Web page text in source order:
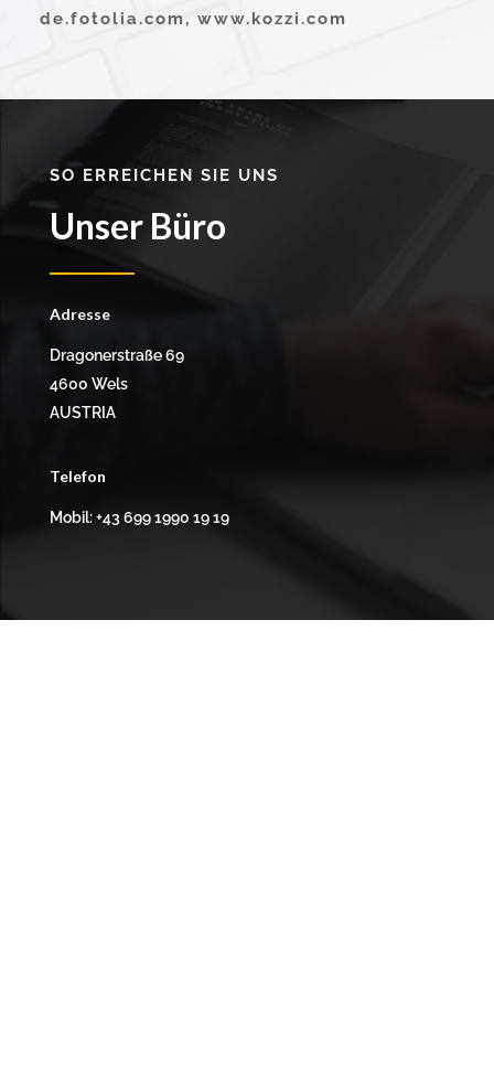
de.fotolia.com, www.kozzi.com
SO ERREICHEN SIE UNS
Unser Büro
Adresse
Dragonerstraße 69
4600 Wels
AUSTRIA
Telefon
Mobil: +43 699 1990 19 19